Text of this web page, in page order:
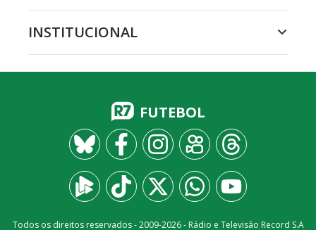
INSTITUCIONAL
FUTEBOL
Todos os direitos reservados - 2009-2026- Rádio e Televisão Record S.A